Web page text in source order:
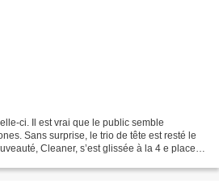
ci. Il est vrai que le public semble
Sans surprise, le trio de tête est resté le
Cleaner, s’est glissée à la 4 e place.